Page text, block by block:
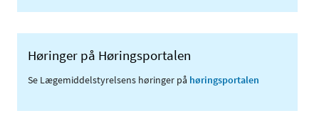
Høringer på Høringsportalen
Se Lægemiddelstyrelsens høringer på høringsportalen